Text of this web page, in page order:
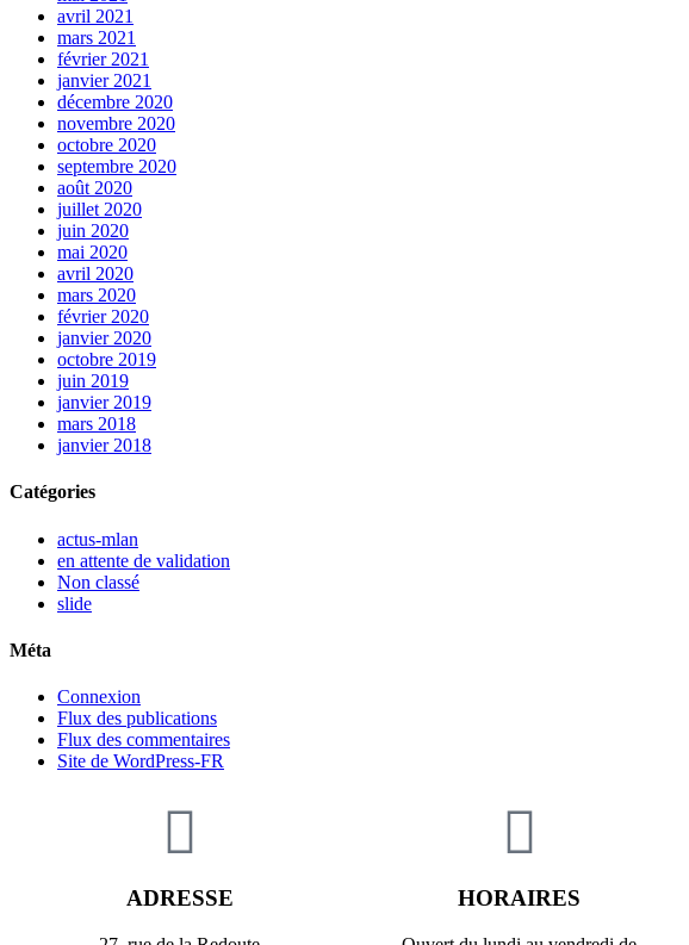
avril 2021
mars 2021
février 2021
janvier 2021
décembre 2020
novembre 2020
octobre 2020
septembre 2020
août 2020
juillet 2020
juin 2020
mai 2020
avril 2020
mars 2020
février 2020
janvier 2020
octobre 2019
juin 2019
janvier 2019
mars 2018
janvier 2018
Catégories
actus-mlan
en attente de validation
Non classé
slide
Méta
Connexion
Flux des publications
Flux des commentaires
Site de WordPress-FR
ADRESSE HORAIRES